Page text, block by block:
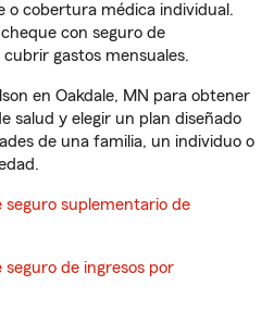
o cobertura médica individual.
con seguro de
gastos mensuales.
en Oakdale, MN para obtener
salud y elegir un plan diseñado
de una familia, un individuo o
seguro suplementario de
seguro de ingresos por